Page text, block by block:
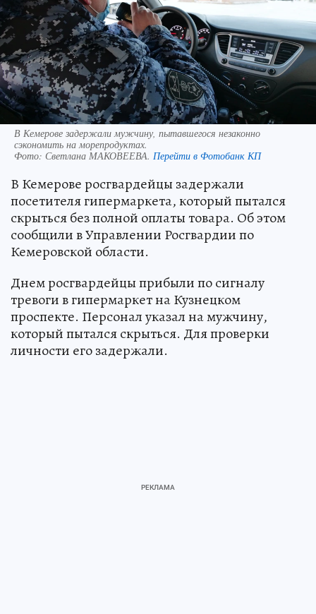
В Кемерове задержали мужчину, пытавшегося незаконно
сэкономить на морепродуктах.
Фото: Светлана МАКОВЕЕВА. Перейти в Фотобанк КП
В Кемерове росгвардейцы задержали
посетителя гипермаркета, который пытался
скрыться без полной оплаты товара. Об этом
сообщили в Управлении Росгвардии по
Кемеровской области.
Днем росгвардейцы прибыли по сигналу
тревоги в гипермаркет на Кузнецком
проспекте. Персонал указал на мужчину,
который пытался скрыться. Для проверки
личности его задержали.